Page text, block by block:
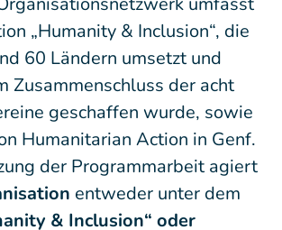
„Humanity & Inclusion“, die
60 Ländern umsetzt und
Zusammenschluss der acht
geschaffen wurde, sowie
Humanitarian Action in Genf.
der Programmarbeit agiert
entweder unter dem
& Inclusion“ oder